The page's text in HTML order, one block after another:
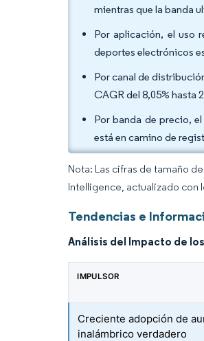
mientras que la banda
Por aplicación, el uso
deportes electrónicos
Por canal de
CAGR del 8,05% hasta
Por banda de precio,
está en camino de
Nota: Las cifras de tamaño
Intelligence, actualizado con
Tendencias e
Análisis del Impacto de
IMPULSOR
Creciente adopción de
inalámbrico verdadero